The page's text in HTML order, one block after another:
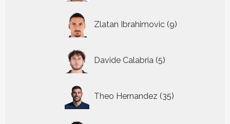
Zlatan Ibrahimovic 9
producten
Davide Calabria 5
producten
Theo Hernandez 35
producten